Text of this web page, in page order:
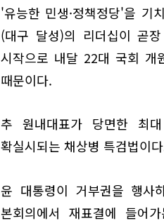
'유능한 민생·정책정당'을 기
(대구 달성)의 리더십이 곧
시작으로 내달 22대 국회 개
때문이다.
추 원내대표가 당면한 최
확실시되는 채상병 특검법이
윤 대통령이 거부권을 행
본회의에서 재표결에 들어